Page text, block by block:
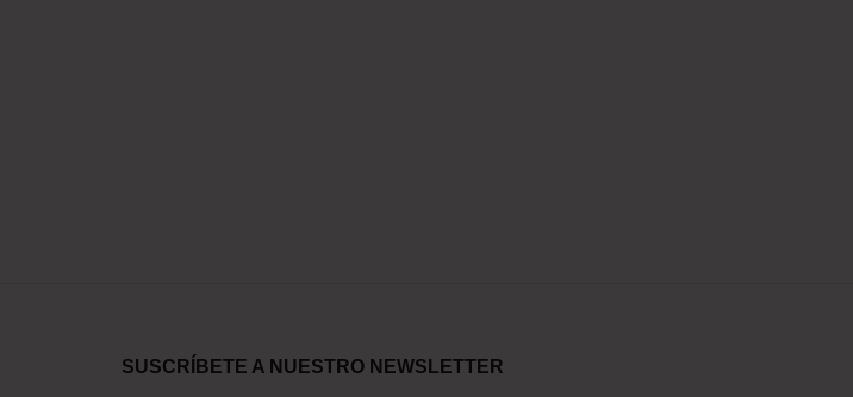
SUSCRÍBETE A NUESTRO NEWSLETTER